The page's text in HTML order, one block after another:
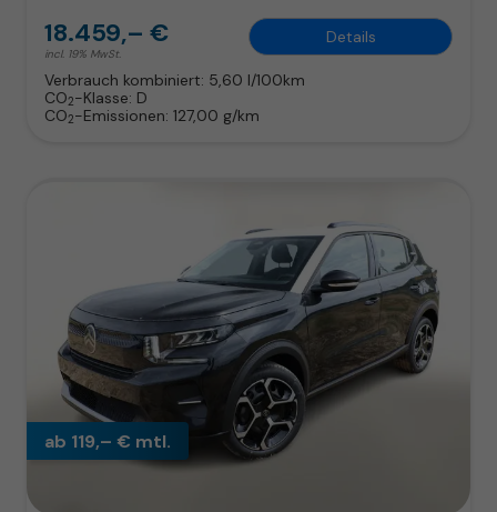
18.459,– €
incl. 19% MwSt.
Details
Verbrauch kombiniert: 5,60 l/100km
CO2-Klasse: D
CO2-Emissionen: 127,00 g/km
ab 119,– € mtl.